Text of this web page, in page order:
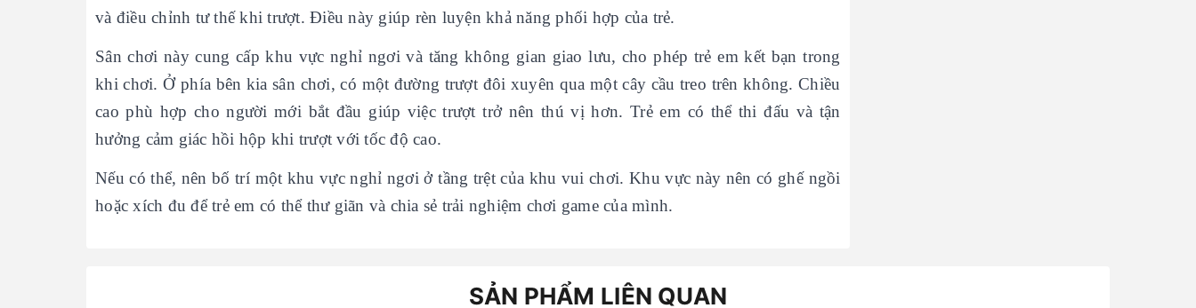
và điều chỉnh tư thế khi trượt. Điều này giúp rèn luyện khả năng phối hợp của trẻ.
Sân chơi này cung cấp khu vực nghỉ ngơi và tăng không gian giao lưu, cho phép trẻ em kết bạn trong
khi chơi. Ở phía bên kia sân chơi, có một đường trượt đôi xuyên qua một cây cầu treo trên không. Chiều
cao phù hợp cho người mới bắt đầu giúp việc trượt trở nên thú vị hơn. Trẻ em có thể thi đấu và tận
hưởng cảm giác hồi hộp khi trượt với tốc độ cao.
Nếu có thể, nên bố trí một khu vực nghỉ ngơi ở tầng trệt của khu vui chơi. Khu vực này nên có ghế ngồi
hoặc xích đu để trẻ em có thể thư giãn và chia sẻ trải nghiệm chơi game của mình.
SẢN PHẨM LIÊN QUAN